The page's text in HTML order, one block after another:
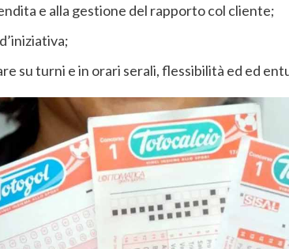
e alla gestione del rapporto col cliente;
su turni e in orari serali, flessibilità ed ed